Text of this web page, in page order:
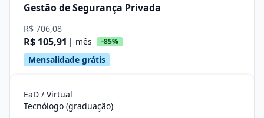
Gestão de Segurança Privada
R$ 706,08
R$ 105,91 | mês -85%
Mensalidade grátis
EaD / Virtual
Tecnólogo (graduação)